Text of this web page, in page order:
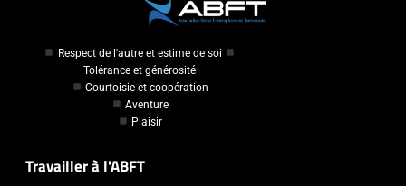
Respect de l'autre et estime de soi
Tolérance et générosité
Courtoisie et coopération
Aventure
Plaisir
Travailler à l'ABFT